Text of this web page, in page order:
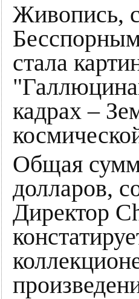
Живопись,
стала
кадрах –
Общая
долларов,
Директор